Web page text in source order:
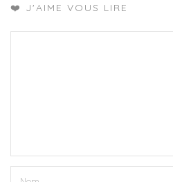
❤️ J'AIME VOUS LIRE